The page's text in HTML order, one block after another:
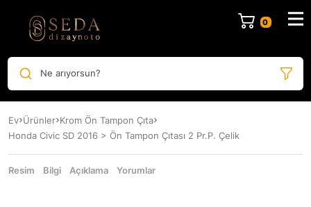
Ne arıyorsun?
Ev Ürünler Krom Ön Tampon Çıta
Honda Civic SD 2016 > Ön Tampon Çıtası 2 Pr.P. Çelik
Resim Bilgi Açıklama Yorumlar